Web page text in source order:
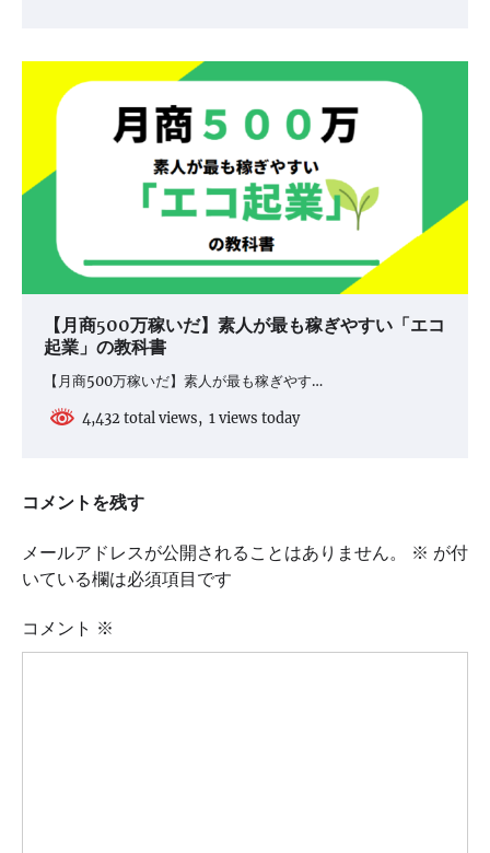
【月商500万稼いだ】素人が最も稼ぎやすい「エコ
起業」の教科書
【月商500万稼いだ】素人が最も稼ぎやす…
4,432 total views, 1 views today
コメントを残す
メールアドレスが公開されることはありません。 ※ が付
いている欄は必須項目です
コメント ※